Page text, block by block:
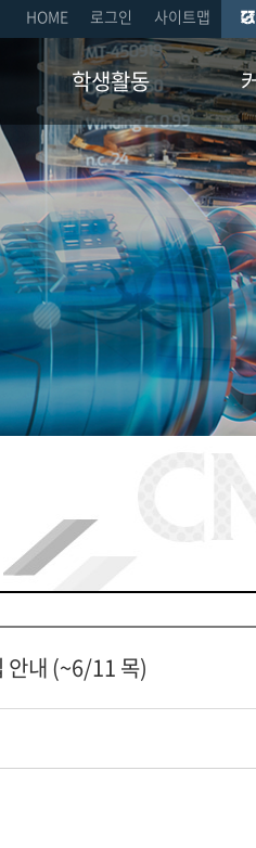
HOME 로그인 사이트맵
학생활동
취업현황
장학금 수혜현황
국제교류 현황
자격증 멘토
학생회
소모임
공지
학과
자유
자료
안내 (~6/11 목)